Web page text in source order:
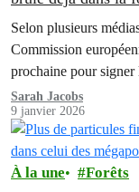
Selon plusieurs
Commission
prochaine pour
le Mercosur, qui
Sarah Jacobs
9 janvier 2026
À la une Forêts